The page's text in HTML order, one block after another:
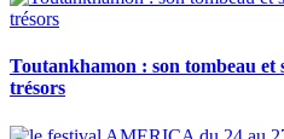
Toutankhamon : son tombeau et
trésors